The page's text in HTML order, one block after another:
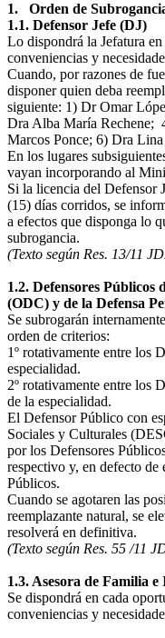
1. Orden de
1.1. Defensor Jefe (DJ)
Lo dispondrá la Jefatura
conveniencias y
Cuando, por razones de
disponer quien deba
siguiente: 1) Dr Omar
Dra Alba María Rechene;
Marcos Ponce; 6) Dra
En los lugares
vayan incorporando al
Si la licencia del Defensor
(15) días corridos, se
a efectos que disponga lo
subrogancia.
(Texto según Res. 13/11
1.2. Defensores Públicos
(ODC) y de la Defensa
Se subrogarán
orden de criterios:
1º rotativamente entre los
especialidad.
2º rotativamente entre los
de la especialidad.
El Defensor Público con
Sociales y Culturales
por los Defensores
respectivo y, en defecto de
Públicos.
Cuando se agotaren las
reemplazante natural, se
resolverá en definitiva.
(Texto según Res. 55 /11
1.3.Asesora de Familia
Se dispondrá en cada
conveniencias y